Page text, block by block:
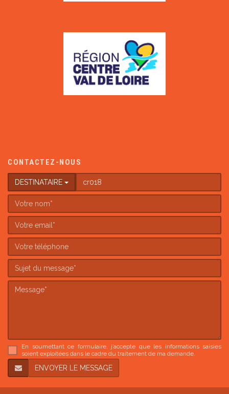
CONTACTEZ-NOUS
DESTINATAIRE
En soumettant ce formulaire, j’accepte que les informations saisies
soient exploitées dans le cadre du traitement de ma demande.